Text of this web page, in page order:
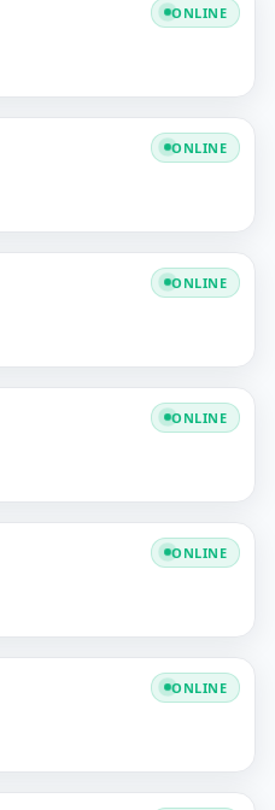
ONLINE
ONLINE
ONLINE
ONLINE
ONLINE
ONLINE